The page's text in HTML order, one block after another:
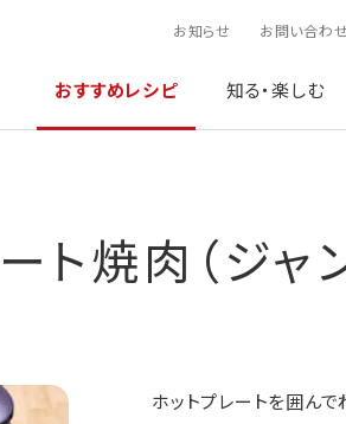
お知らせ お問い合わ
おすすめレシピ 知る・楽しむ
ト焼肉（ジャ
ホットプレートを囲ん